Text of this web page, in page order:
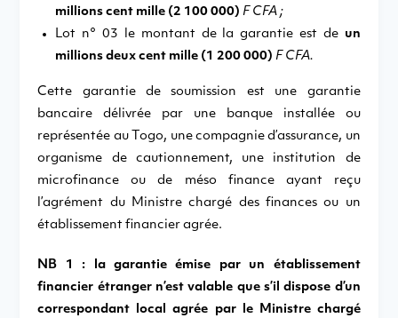
millions cent mille (2 100 000) F CFA ;
Lot n° 03 le montant de la garantie est de un
millions deux cent mille (1 200 000) F CFA.
Cette garantie de soumission est une garantie
bancaire délivrée par une banque installée ou
représentée au Togo, une compagnie d’assurance, un
organisme de cautionnement, une institution de
microfinance ou de méso finance ayant reçu
l’agrément du Ministre chargé des finances ou un
établissement financier agrée.
NB 1 : la garantie émise par un établissement
financier étranger n’est valable que s’il dispose d’un
correspondant local agrée par le Ministre chargé